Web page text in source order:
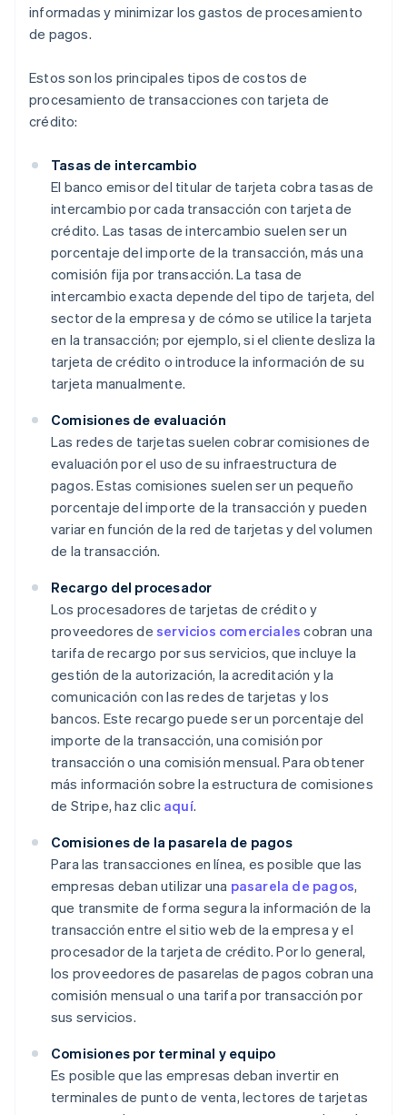
informadas y minimizar los gastos de procesamiento
de pagos.
Estos son los principales tipos de costos de
procesamiento de transacciones con tarjeta de
crédito:
Tasas de intercambio
El banco emisor del titular de tarjeta cobra tasas de
intercambio por cada transacción con tarjeta de
crédito. Las tasas de intercambio suelen ser un
porcentaje del importe de la transacción, más una
comisión fija por transacción. La tasa de
intercambio exacta depende del tipo de tarjeta, del
sector de la empresa y de cómo se utilice la tarjeta
en la transacción; por ejemplo, si el cliente desliza la
tarjeta de crédito o introduce la información de su
tarjeta manualmente.
Comisiones de evaluación
Las redes de tarjetas suelen cobrar comisiones de
evaluación por el uso de su infraestructura de
pagos. Estas comisiones suelen ser un pequeño
porcentaje del importe de la transacción y pueden
variar en función de la red de tarjetas y del volumen
de la transacción.
Recargo del procesador
Los procesadores de tarjetas de crédito y
proveedores de servicios comerciales cobran una
tarifa de recargo por sus servicios, que incluye la
gestión de la autorización, la acreditación y la
comunicación con las redes de tarjetas y los
bancos. Este recargo puede ser un porcentaje del
importe de la transacción, una comisión por
transacción o una comisión mensual. Para obtener
más información sobre la estructura de comisiones
de Stripe, haz clic aquí.
Comisiones de la pasarela de pagos
Para las transacciones en línea, es posible que las
empresas deban utilizar una pasarela de pagos,
que transmite de forma segura la información de la
transacción entre el sitio web de la empresa y el
procesador de la tarjeta de crédito. Por lo general,
los proveedores de pasarelas de pagos cobran una
comisión mensual o una tarifa por transacción por
sus servicios.
Comisiones por terminal y equipo
Es posible que las empresas deban invertir en
terminales de punto de venta, lectores de tarjetas